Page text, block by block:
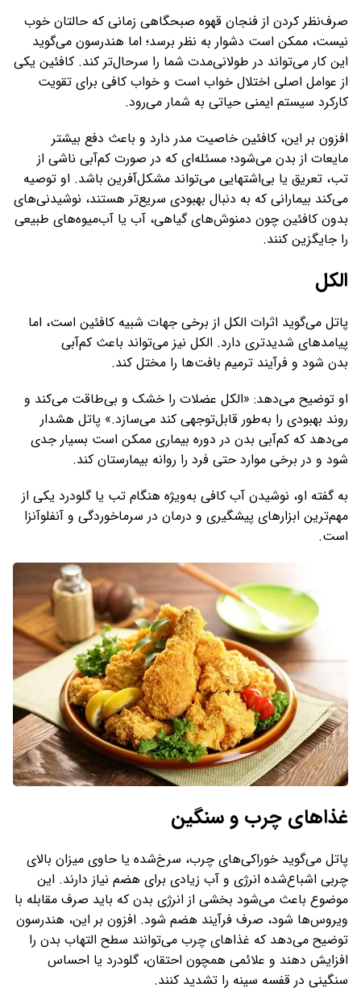
صرف‌نظر کردن از فنجان قهوه صبحگاهی زمانی که حالتان خوب
نیست، ممکن است دشوار به نظر برسد؛ اما هندرسون می‌گوید
این کار می‌تواند در طولانی‌مدت شما را سرحال‌تر کند. کافئین یکی
از عوامل اصلی اختلال خواب است و خواب کافی برای تقویت
کارکرد سیستم ایمنی حیاتی به شمار می‌رود.
افزون بر این، کافئین خاصیت مدر دارد و باعث دفع بیشتر
مایعات از بدن می‌شود؛ مسئله‌ای که در صورت کم‌آبی ناشی از
تب، تعریق یا بی‌اشتهایی می‌تواند مشکل‌آفرین باشد. او توصیه
می‌کند بیمارانی که به دنبال بهبودی سریع‌تر هستند، نوشیدنی‌های
بدون کافئین چون دمنوش‌های گیاهی، آب یا آب‌میوه‌های طبیعی
را جایگزین کنند.
الکل
پاتل می‌گوید اثرات الکل از برخی جهات شبیه کافئین است، اما
پیامدهای شدیدتری دارد. الکل نیز می‌تواند باعث کم‌آبی
بدن شود و فرآیند ترمیم بافت‌ها را مختل کند.
او توضیح می‌دهد: «الکل عضلات را خشک و بی‌طاقت می‌کند و
روند بهبودی را به‌طور قابل‌توجهی کند می‌سازد.» پاتل هشدار
می‌دهد که کم‌آبی بدن در دوره بیماری ممکن است بسیار جدی
شود و در برخی موارد حتی فرد را روانه بیمارستان کند.
به گفته او، نوشیدن آب کافی به‌ویژه هنگام تب یا گلودرد یکی از
مهم‌ترین ابزارهای پیشگیری و درمان در سرماخوردگی و آنفلوآنزا
است.
غذاهای چرب و سنگین
پاتل می‌گوید خوراکی‌های چرب، سرخ‌شده یا حاوی میزان بالای
چربی اشباع‌شده انرژی و آب زیادی برای هضم نیاز دارند. این
موضوع باعث می‌شود بخشی از انرژی بدن که باید صرف مقابله با
ویروس‌ها شود، صرف فرآیند هضم شود. افزون بر این، هندرسون
توضیح می‌دهد که غذاهای چرب می‌توانند سطح التهاب بدن را
افزایش دهند و علائمی همچون احتقان، گلودرد یا احساس
سنگینی در قفسه سینه را تشدید کنند.